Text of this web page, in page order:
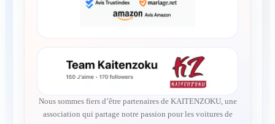
Nous sommes fiers d’être partenaires de KAITENZOKU, une
association qui partage notre passion pour les voitures de